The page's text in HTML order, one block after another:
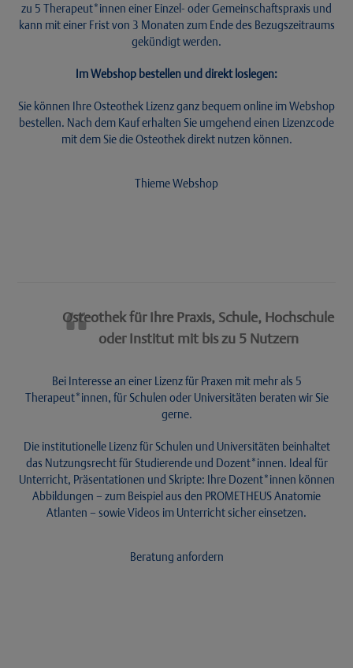
zu 5 Therapeut*innen einer Einzel- oder Gemeinschaftspraxis und
kann mit einer Frist von 3 Monaten zum Ende des Bezugszeitraums
gekündigt werden.
Im Webshop bestellen und direkt loslegen:
Sie können Ihre Osteothek Lizenz ganz bequem online im Webshop
bestellen. Nach dem Kauf erhalten Sie umgehend einen Lizenzcode
mit dem Sie die Osteothek direkt nutzen können.
Thieme Webshop
Osteothek für Ihre Praxis, Schule, Hochschule
oder Institut mit bis zu 5 Nutzern
Bei Interesse an einer Lizenz für Praxen mit mehr als 5
Therapeut*innen, für Schulen oder Universitäten beraten wir Sie
gerne.
Die institutionelle Lizenz für Schulen und Universitäten beinhaltet
das Nutzungsrecht für Studierende und Dozent*innen. Ideal für
Unterricht, Präsentationen und Skripte: Ihre Dozent*innen können
Abbildungen – zum Beispiel aus den PROMETHEUS Anatomie
Atlanten – sowie Videos im Unterricht sicher einsetzen.
Beratung anfordern